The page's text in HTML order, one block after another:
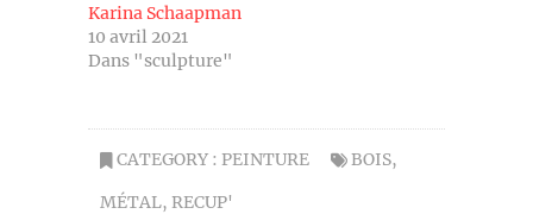
Karina Schaapman
10 avril 2021
Dans "sculpture"
CATEGORY : PEINTURE BOIS,
MÉTAL, RECUP'